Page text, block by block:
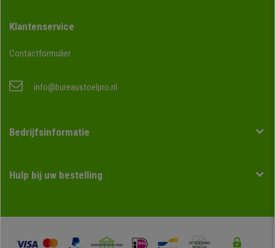
Klantenservice
Contactformulier
info@bureaustoelpro.nl
Bedrijfsinformatie
Hulp bij uw bestelling